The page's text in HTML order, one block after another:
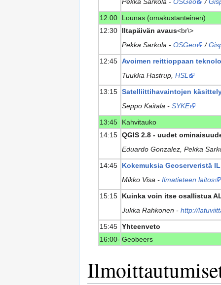
Pekka Sarkola -OSGeo /
12:00
Lounas (omakustanteinen)
12:30
Iltapäivän avaus<br\>
Pekka Sarkola -OSGeo /
12:45 Avoimen reittioppaan
Tuukka Hastrup,HSL
13:15 Satelliittihavaintojen
Seppo Kaitala -SYKE
13:45
Kahvitauko
14:15 QGIS 2.8 - uudet
Eduardo Gonzalez, Pekka
14:45
Kokemuksia Geoserveristä
Mikko Visa -Ilmatieteen laitos
15:15
Kuinka voin itse osallistua
Jukka Rahkonen -http://
15:45 Yhteenveto
16:00- Geobeers